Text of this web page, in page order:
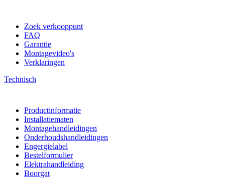
Zoek verkooppunt
FAQ
Garantie
Montagevideo's
Verklaringen
Technisch
Productinformatie
Installatiematen
Montagehandleidingen
Onderhoudshandleidingen
Engergielabel
Bestelformulier
Elektrahandleiding
Boorgat